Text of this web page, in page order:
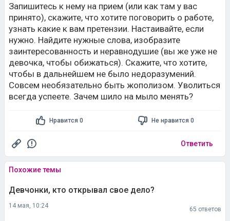
Запишитесь к нему на прием (или как там у вас
принято), скажите, что хотите поговорить о работе,
узнать какие к вам претензии. Настаивайте, если
нужно. Найдите нужные слова, изобразите
заинтересованность и неравнодушие (вы же уже не
девочка, чтобы обижаться). Скажите, что хотите,
чтобы в дальнейшем не было недоразумений.
Совсем необязательно быть жополизом. Уволиться
всегда успеете. Зачем шило на мыло менять?
Нравится 0 Не нравится 0
Ответить
Похожие темы
Девчонки, кто открывал свое дело?
14 мая, 10:24
65 ответов